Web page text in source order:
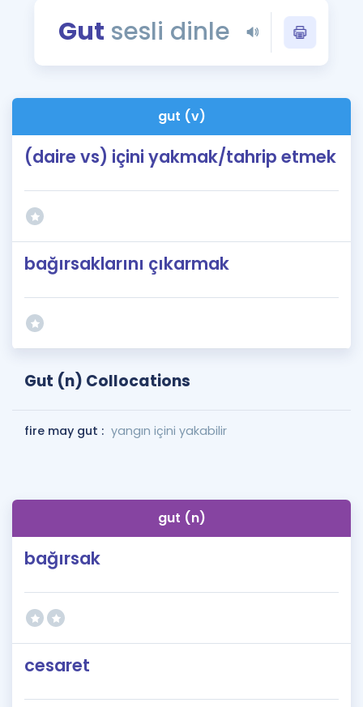
Blog
İngilizce Gramer
Gut sesli dinle
gut (v)
(daire vs) içini yakmak/tahrip etmek
bağırsaklarını çıkarmak
Gut (n) Collocations
fire may gut : yangın içini yakabilir
gut (n)
bağırsak
cesaret